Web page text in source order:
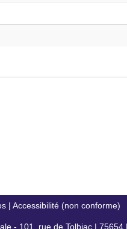
| Accessibilité (non conforme)
- 101, rue de Tolbiac | 75654